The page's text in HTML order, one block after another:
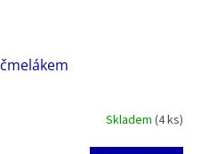
Skladem (4 ks)